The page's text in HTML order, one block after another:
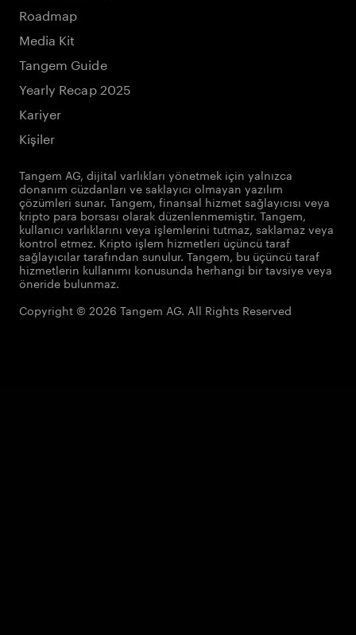
Roadmap
Media Kit
Tangem Guide
Yearly Recap 2025
Kariyer
Kişiler
Tangem AG, dijital varlıkları yönetmek için yalnızca
donanım cüzdanları ve saklayıcı olmayan yazılım
çözümleri sunar. Tangem, finansal hizmet sağlayıcısı veya
kripto para borsası olarak düzenlenmemiştir. Tangem,
kullanıcı varlıklarını veya işlemlerini tutmaz, saklamaz veya
kontrol etmez. Kripto işlem hizmetleri üçüncü taraf
sağlayıcılar tarafından sunulur. Tangem, bu üçüncü taraf
hizmetlerin kullanımı konusunda herhangi bir tavsiye veya
öneride bulunmaz.